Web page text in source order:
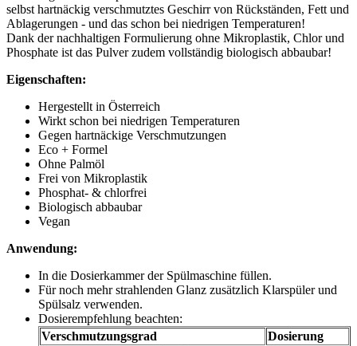
selbst hartnäckig verschmutztes Geschirr von Rückständen, Fett und
Ablagerungen - und das schon bei niedrigen Temperaturen!
Dank der nachhaltigen Formulierung ohne Mikroplastik, Chlor und
Phosphate ist das Pulver zudem vollständig biologisch abbaubar!
Eigenschaften:
Hergestellt in Österreich
Wirkt schon bei niedrigen Temperaturen
Gegen hartnäckige Verschmutzungen
Eco + Formel
Ohne Palmöl
Frei von Mikroplastik
Phosphat- & chlorfrei
Biologisch abbaubar
Vegan
Anwendung:
In die Dosierkammer der Spülmaschine füllen.
Für noch mehr strahlenden Glanz zusätzlich Klarspüler und
Spülsalz verwenden.
Dosierempfehlung beachten:
Verschmutzungsgrad
Dosierung